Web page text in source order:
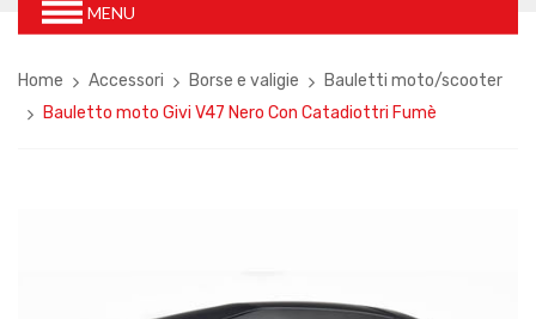
MENU
Home Accessori Borse e valigie
Bauletti moto/scooter
Bauletto moto Givi V47 Nero Con Catadiottri Fumè